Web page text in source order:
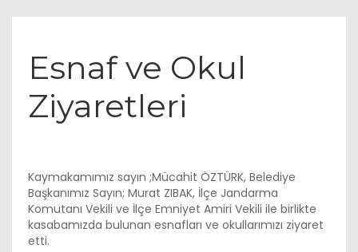
Esnaf ve Okul
Ziyaretleri
Kaymakamımız sayın ;Mücahit ÖZTÜRK, Belediye
Başkanımız Sayın; Murat ZIBAK, İlçe Jandarma
Komutanı Vekili ve İlçe Emniyet Amiri Vekili ile birlikte
kasabamızda bulunan esnafları ve okullarımızı ziyaret
etti.